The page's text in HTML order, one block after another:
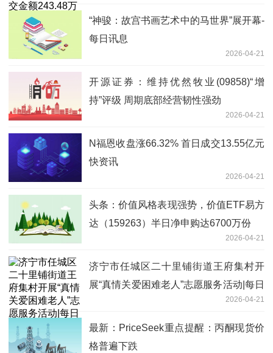
“神骏：故宫书画艺术中的马世界”展开幕-
每日讯息
2026-04-21
开源证券：维持优然牧业(09858)“增
持”评级 周期底部经营韧性强劲
2026-04-21
N福恩收盘涨66.32% 首日成交13.55亿元
快资讯
2026-04-21
头条：价值风格表现强势，价值ETF易方
达（159263）半日净申购达6700万份
2026-04-21
济宁市任城区二十里铺街道王府集村开
展“真情关爱困难老人”志愿服务活动|每日
2026-04-21
最新：PriceSeek重点提醒：丙酮现货价
格普遍下跌